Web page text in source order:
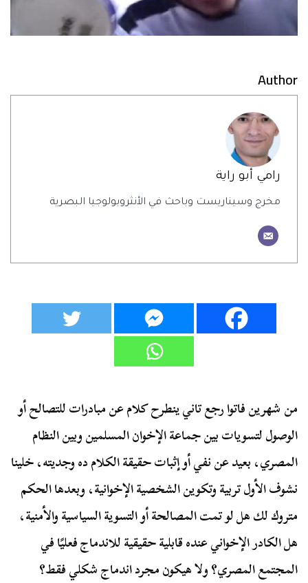
Author
رامي أبو راية
مخرج وسيناريست وباحث في الأنثروبولوجيا البصرية
من شهرين فاتوا رجع تاني ينطرح كلام عن مبادرات للتصالح أو
الوصول لتسويات بين جماعة الإخوان المسلمين وبين النظام
المصري، بعيد عن نفي أو إثبات حقيقة الكلام ده وجديته، خلينا
نشوف الأول تربية وتكوين الشخصية الإخوانية، وبعدها الحكم
متروك لك هل لو تمت المصالحة أو التسوية السياسية والأمنية،
هل الكادر الإخواني عنده قابلية حقيقية للاندماج فعليًا في
المجتمع المصري؟ ولا هيكون مجرد اندماج شكلي فقط؟